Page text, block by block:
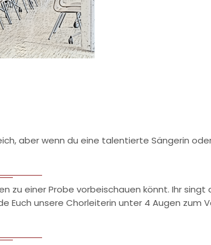
aber wenn du eine talentierte Sängerin
zu einer Probe vorbeischauen könnt. Ihr singt
Euch unsere Chorleiterin unter 4 Augen zum